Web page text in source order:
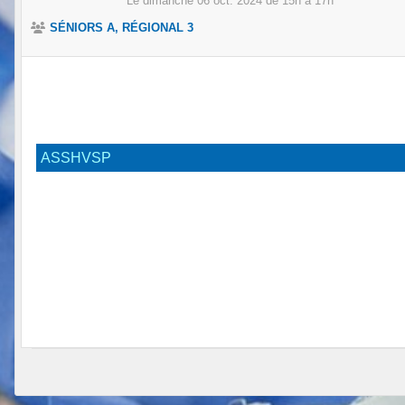
SÉNIORS A, RÉGIONAL 3
ASSHVSP